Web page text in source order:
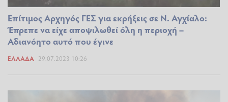
Επίτιμος Αρχηγός ΓΕΣ για εκρήξεις σε Ν. Αγχίαλο:
Έπρεπε να είχε αποψιλωθεί όλη η περιοχή –
Αδιανόητο αυτό που έγινε
ΕΛΛΆΔΑ 29.07.2023 10:26